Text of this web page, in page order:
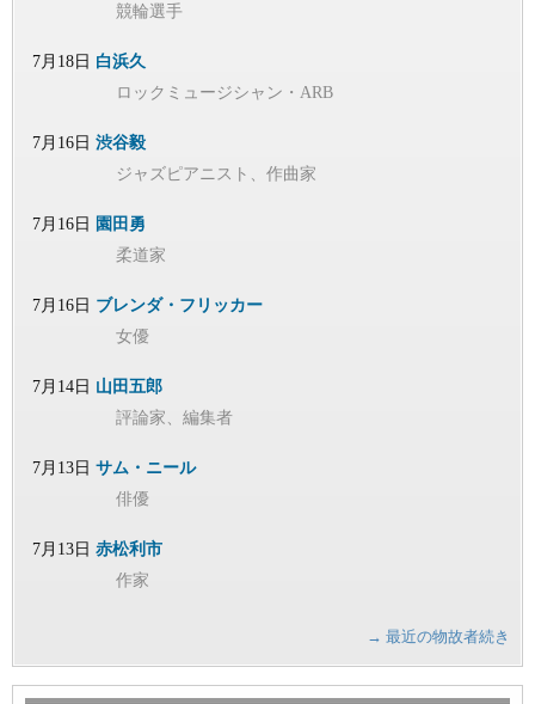
競輪選手
7月18日 白浜久
ロックミュージシャン・ARB
7月16日 渋谷毅
ジャズピアニスト、作曲家
7月16日 園田勇
柔道家
7月16日 ブレンダ・フリッカー
女優
7月14日 山田五郎
評論家、編集者
7月13日 サム・ニール
俳優
7月13日 赤松利市
作家
→ 最近の物故者続き